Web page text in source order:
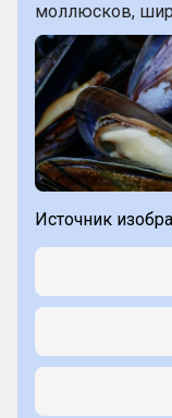
моллюсков,
Источник